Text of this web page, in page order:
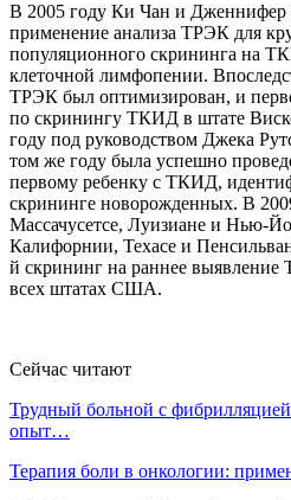
В 2005 году Ки Чан и Дженнифер
применение анализа ТРЭК для
популяционного скрининга на
клеточной лимфопении.
ТРЭК был оптимизирован, и
по скринингу ТКИД в штате
году под руководством Джека
том же году была успешно
первому ребенку с ТКИД,
скрининге новорожденных. В
Массачусетсе, Луизиане и Нью-
Калифорнии, Техасе и
й скрининг на раннее
всех штатах США.
Сейчас читают
Трудный больной с
опыт…
Терапия боли в онкологии: